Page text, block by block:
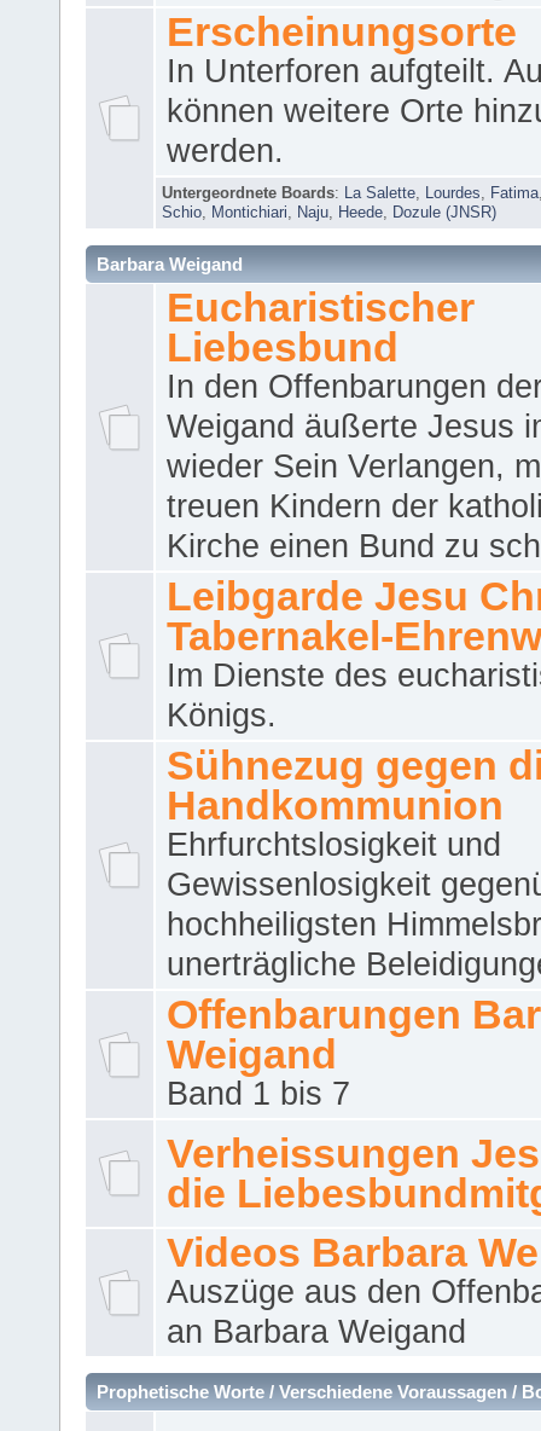
Erscheinungsorte
In Unterforen aufgteilt.
können weitere Orte
werden.
Untergeordnete Boards: La Salette Lourdes Fatima
Schio
Montichiari Naju Heede Dozule (JNSR)
Barbara Weigand
Eucharistischer
Liebesbund
In den Offenbarungen
Weigand äußerte Jesus
wieder Sein Verlangen,
treuen Kindern der
Kirche einen Bund zu
Leibgarde Jesu
Tabernakel-
Im Dienste des
Königs.
Sühnezug gegen
Handkommunion
Ehrfurchtslosigkeit und
Gewissenlosigkeit
hochheiligsten
unerträgliche
Offenbarungen
Weigand
Band 1 bis 7
Verheissungen
die
Videos Barbara
Auszüge aus den
an Barbara Weigand
Prophetische Worte / Verschiedene Voraussagen /